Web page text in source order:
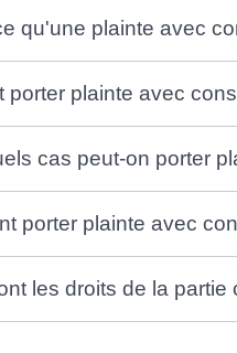
qu'une plainte avec
porter plainte avec
cas peut-on porter
porter plainte avec
les droits de la partie